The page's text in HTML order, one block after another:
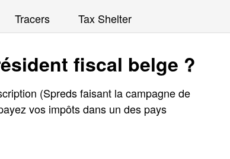
Tracers Tax Shelter
fiscal belge ?
(Spreds faisant la campagne de
vos impôts dans un des pays